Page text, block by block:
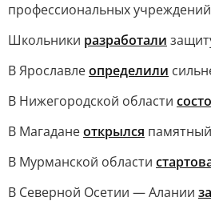
профессиональных
Школьники разработали
В Ярославлеопределили
В Нижегородской области
В Магаданеоткрылся
В Мурманской области
В Северной Осетии — Алании